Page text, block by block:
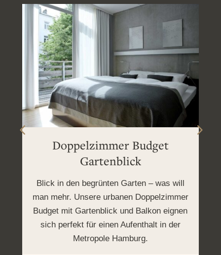
Doppelzimmer Budget
Gartenblick
Blick in den begrünten Garten – was will
man mehr. Unsere urbanen Doppelzimmer
Budget mit Gartenblick und Balkon eignen
sich perfekt für einen Aufenthalt in der
Metropole Hamburg.